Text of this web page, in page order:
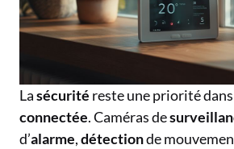
Lasécurité reste une priorité
connectée. Caméras de
d’alarme,détectionde